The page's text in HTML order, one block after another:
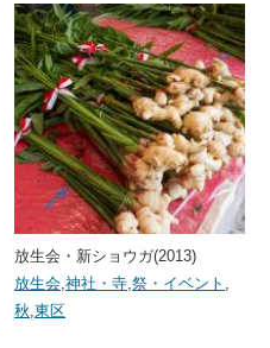
放生会・新ショウガ(2013)
放生会,神社・寺,祭・イベント ,
秋,東区